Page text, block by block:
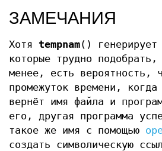
ЗАМЕЧАНИЯ
Хотя tempnam() генерирует
которые трудно
менее, есть вероятность,
промежуток времени, когда
вернёт имя файла и
его, другая программа
такое же имя с помощью
создать символическую